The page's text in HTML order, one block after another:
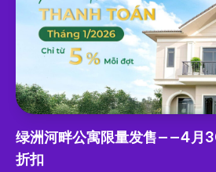
绿洲河畔公寓限量发售——4月
折扣